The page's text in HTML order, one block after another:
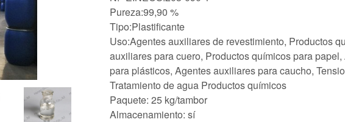
Pureza:99,90 %
Tipo:Plastificante
Uso:Agentes auxiliares de revestimiento, Productos
auxiliares para cuero, Productos químicos para
para plásticos, Agentes auxiliares para caucho,
Tratamiento de agua Productos químicos
Paquete: 25 kg/tambor
Almacenamiento: sí